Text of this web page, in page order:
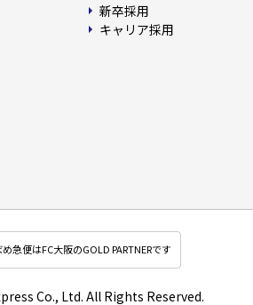
新卒採用
キャリア採用
め急便はFC大阪のGOLD PARTNERです
Co., Ltd. All Rights Reserved.